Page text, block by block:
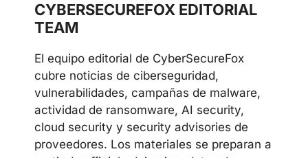
CYBERSECUREFOX EDITORIAL
TEAM
El equipo editorial de CyberSecureFox
cubre noticias de ciberseguridad,
vulnerabilidades, campañas de malware,
actividad de ransomware, AI security,
cloud security y security advisories de
proveedores. Los materiales se preparan a